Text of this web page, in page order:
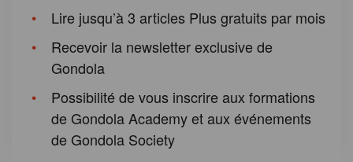
Lire jusqu’à 3 articles Plus gratuits par mois
Recevoir la newsletter exclusive de
Gondola
Possibilité de vous inscrire aux formations
de Gondola Academy et aux événements
de Gondola Society